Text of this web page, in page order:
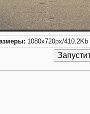
1080x720px/410.2Kb |